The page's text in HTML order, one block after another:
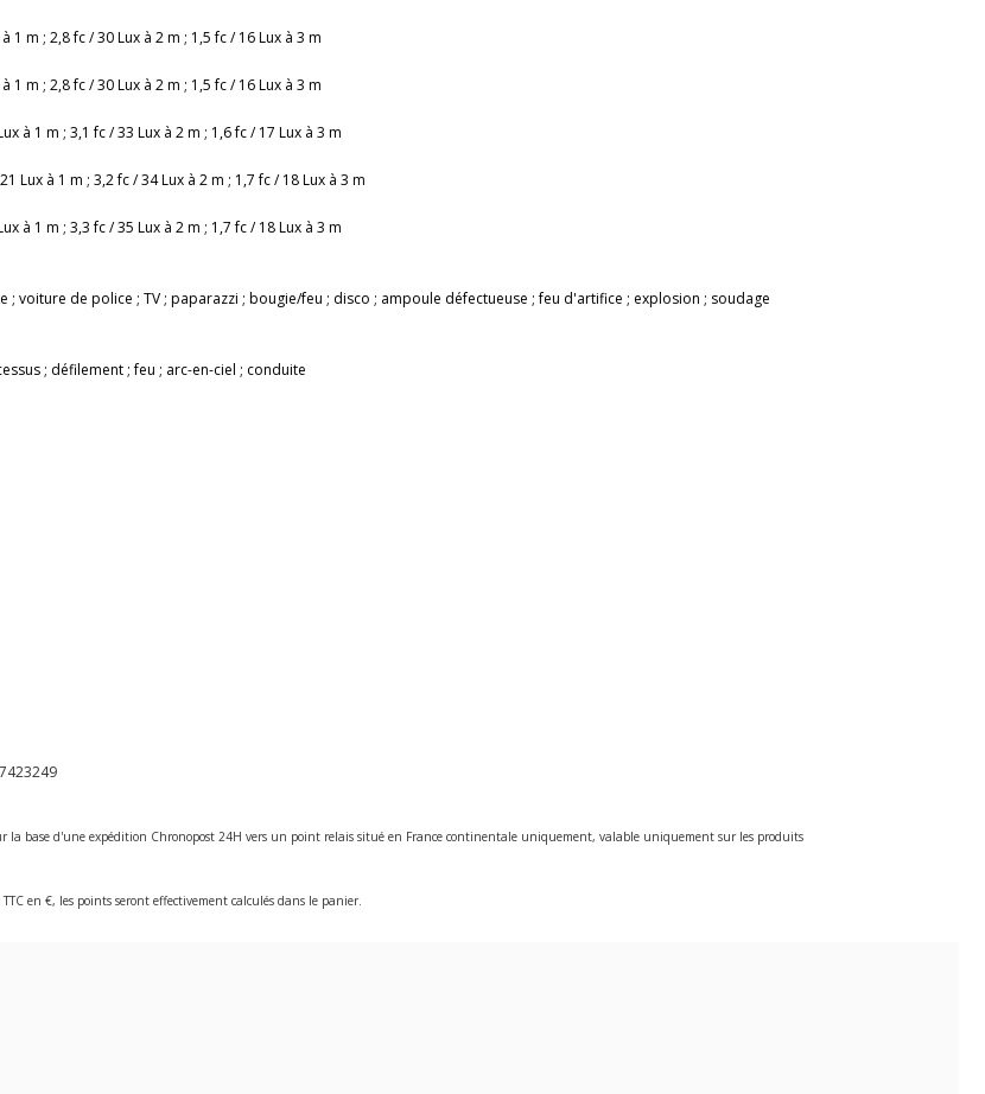
1 m ; 2,8 fc / 30 Lux à 2 m ; 1,5 fc / 16 Lux à 3 m
1 m ; 2,8 fc / 30 Lux à 2 m ; 1,5 fc / 16 Lux à 3 m
à 1 m ; 3,1 fc / 33 Lux à 2 m ; 1,6 fc / 17 Lux à 3 m
Lux à 1 m ; 3,2 fc / 34 Lux à 2 m ; 1,7 fc / 18 Lux à 3 m
à 1 m ; 3,3 fc / 35 Lux à 2 m ; 1,7 fc / 18 Lux à 3 m
; voiture de police ; TV ; paparazzi ; bougie/feu ; disco ; ampoule défectueuse ; feu d'artifice ; explosion ; soudage
; défilement ; feu ; arc-en-ciel ; conduite
la base d'une expédition Chronopost 24H vers un point relais situé en France continentale uniquement, valable uniquement sur les produits
en €, les points seront effectivement calculés dans le panier.